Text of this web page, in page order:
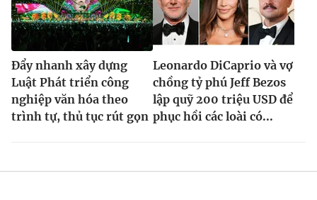
Đẩy nhanh xây dựng
Luật Phát triển công
nghiệp văn hóa theo
trình tự, thủ tục rút gọn
Leonardo DiCaprio và vợ
chồng tỷ phú Jeff Bezos
lập quỹ 200 triệu USD để
phục hồi các loài có...